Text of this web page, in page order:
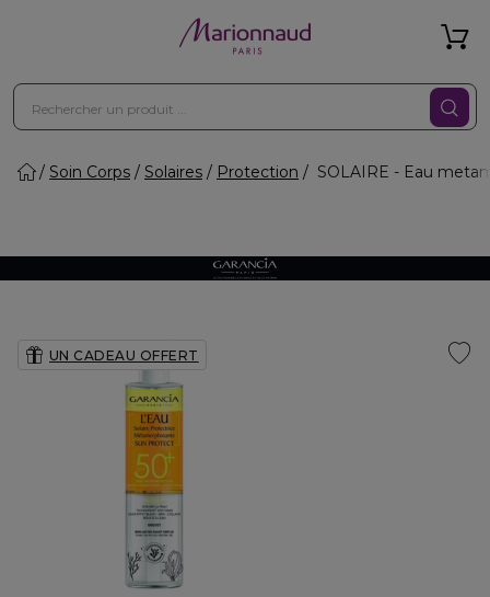
Soin Corps Solaires Protection SOLAIRE - Eau
UN CADEAU OFFERT